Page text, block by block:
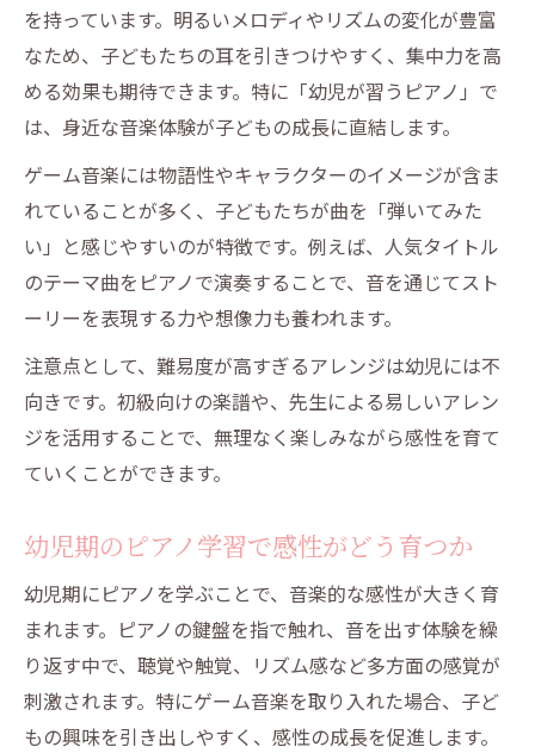
を持っています。明るいメロディやリズムの変化が豊富
なため、子どもたちの耳を引きつけやすく、集中力を高
める効果も期待できます。特に「幼児が習うピアノ」で
は、身近な音楽体験が子どもの成長に直結します。
ゲーム音楽には物語性やキャラクターのイメージが含ま
れていることが多く、子どもたちが曲を「弾いてみた
い」と感じやすいのが特徴です。例えば、人気タイトル
のテーマ曲をピアノで演奏することで、音を通じてスト
ーリーを表現する力や想像力も養われます。
注意点として、難易度が高すぎるアレンジは幼児には不
向きです。初級向けの楽譜や、先生による易しいアレン
ジを活用することで、無理なく楽しみながら感性を育て
ていくことができます。
幼児期のピアノ学習で感性がどう育つか
幼児期にピアノを学ぶことで、音楽的な感性が大きく育
まれます。ピアノの鍵盤を指で触れ、音を出す体験を繰
り返す中で、聴覚や触覚、リズム感など多方面の感覚が
刺激されます。特にゲーム音楽を取り入れた場合、子ど
もの興味を引き出しやすく、感性の成長を促進します。